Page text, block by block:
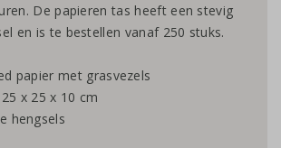
De papieren tas heeft een stevig
en is te bestellen vanaf 250 stuks.
papier met grasvezels
x 25 x 10 cm
hengsels